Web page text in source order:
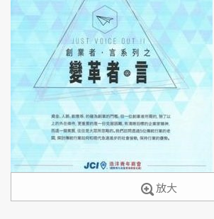
放大